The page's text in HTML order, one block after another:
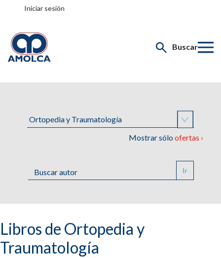
Iniciar sesión
Buscar
Mostrar sóloofertas ›
Ir
Libros de Ortopedia y
Traumatología